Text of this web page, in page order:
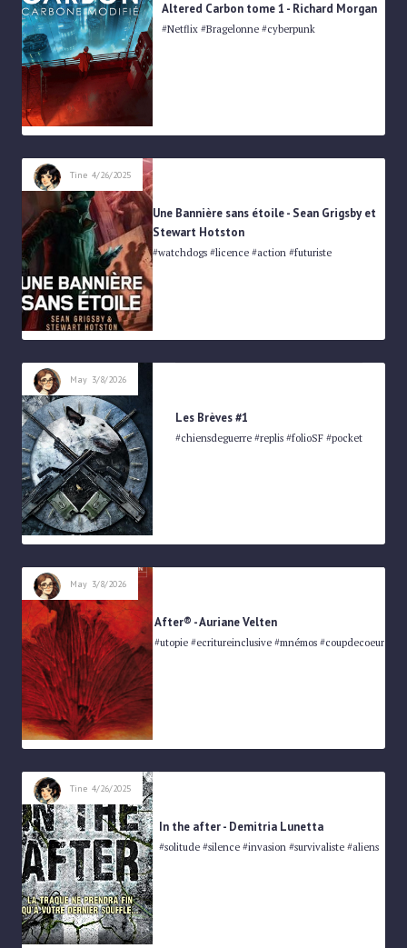
Altered Carbon tome 1 - Richard Morgan
#Netflix #Bragelonne #cyberpunk
Une Bannière sans étoile - Sean Grigsby et
Stewart Hotston
#watchdogs #licence #action #futuriste
Tine 4/26/2025
Les Brèves #1
#chiensdeguerre #replis #folioSF #pocket
May 3/8/2026
After® - Auriane Velten
#utopie #ecritureinclusive #mnémos #coupdecoeur
May 3/8/2026
In the after - Demitria Lunetta
#solitude #silence #invasion #survivaliste #aliens
Tine 4/26/2025